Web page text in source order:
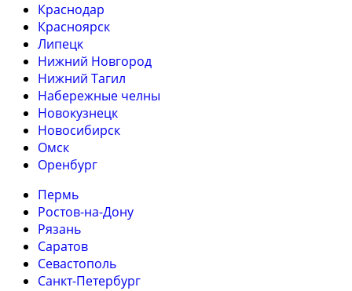
Краснодар
Красноярск
Липецк
Нижний Новгород
Нижний Тагил
Набережные челны
Новокузнецк
Новосибирск
Омск
Оренбург
Пермь
Ростов-на-Дону
Рязань
Саратов
Севастополь
Санкт-Петербург